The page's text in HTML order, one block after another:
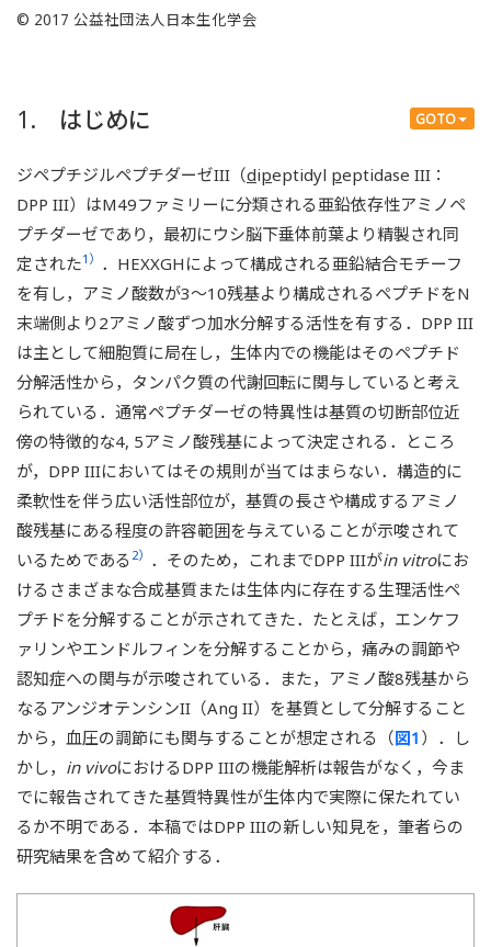
© 2017 公益社団法人日本生化学会
GOTO
1. はじめに
ジペプチジルペプチダーゼIII（dipeptidyl peptidase III：
DPP III）はM49ファミリーに分類される亜鉛依存性アミノペ
プチダーゼであり，最初にウシ脳下垂体前葉より精製され同
定された1） ．HEXXGHによって構成される亜鉛結合モチーフ
を有し，アミノ酸数が3～10残基より構成されるペプチドをN
末端側より2アミノ酸ずつ加水分解する活性を有する．DPP III
は主として細胞質に局在し，生体内での機能はそのペプチド
分解活性から，タンパク質の代謝回転に関与していると考え
られている．通常ペプチダーゼの特異性は基質の切断部位近
傍の特徴的な4, 5アミノ酸残基によって決定される．ところ
が，DPP IIIにおいてはその規則が当てはまらない．構造的に
柔軟性を伴う広い活性部位が，基質の長さや構成するアミノ
酸残基にある程度の許容範囲を与えていることが示唆されて
いるためである 2） ．そのため，これまでDPP IIIがin vitroにお
けるさまざまな合成基質または生体内に存在する生理活性ペ
プチドを分解することが示されてきた．たとえば，エンケフ
ァリンやエンドルフィンを分解することから，痛みの調節や
認知症への関与が示唆されている．また，アミノ酸8残基から
なるアンジオテンシンII（Ang II）を基質として分解すること
から，血圧の調節にも関与することが想定される（図1 ）．し
かし， in vivoにおけるDPP IIIの機能解析は報告がなく，今ま
でに報告されてきた基質特異性が生体内で実際に保たれてい
るか不明である．本稿ではDPP IIIの新しい知見を，筆者らの
研究結果を含めて紹介する．